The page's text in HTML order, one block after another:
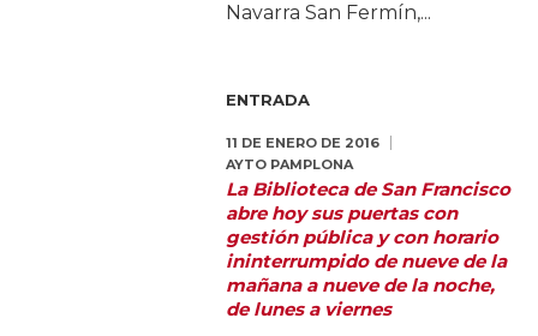
Navarra San Fermín,...
ENTRADA
11 DE ENERO DE 2016
AYTO PAMPLONA
La Biblioteca de San Francisco
abre hoy sus puertas con
gestión pública y con horario
ininterrumpido de nueve de la
mañana a nueve de la noche,
de lunes a viernes